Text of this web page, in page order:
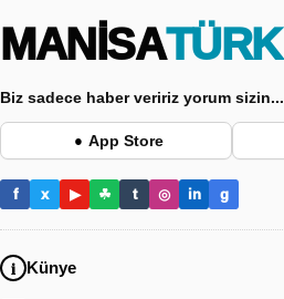
MANİSA TÜRK
Biz sadece haber veririz yorum sizin...
● App Store
f x ▶ ☘ t ◎ in g
Künye